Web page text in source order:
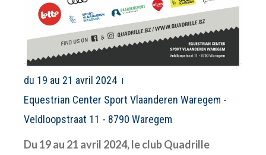
du 19 au 21 avril 2024
Equestrian Center Sport Vlaanderen Waregem -
Veldloopstraat 11 - 8790 Waregem
Du 19 au 21 avril 2024, le club Quadrille